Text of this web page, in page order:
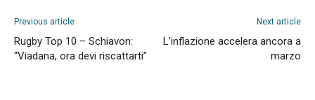
Previous article
Rugby Top 10 – Schiavon:
“Viadana, ora devi riscattarti”
Next article
L’inflazione accelera ancora a
marzo